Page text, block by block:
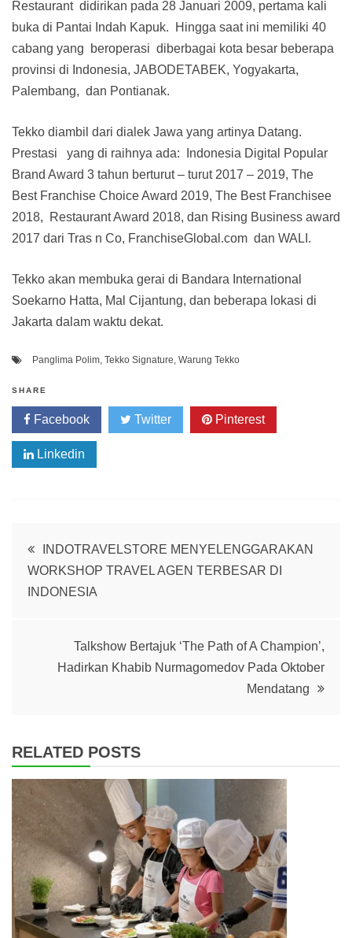
Restaurant didirikan pada 28 Januari 2009, pertama kali
buka di Pantai Indah Kapuk. Hingga saat ini memiliki 40
cabang yang beroperasi diberbagai kota besar beberapa
provinsi di Indonesia, JABODETABEK, Yogyakarta,
Palembang, dan Pontianak.
Tekko diambil dari dialek Jawa yang artinya Datang.
Prestasi yang di raihnya ada: Indonesia Digital Popular
Brand Award 3 tahun berturut – turut 2017 – 2019, The
Best Franchise Choice Award 2019, The Best Franchisee
2018, Restaurant Award 2018, dan Rising Business award
2017 dari Tras n Co, FranchiseGlobal.com dan WALI.
Tekko akan membuka gerai di Bandara International
Soekarno Hatta, Mal Cijantung, dan beberapa lokasi di
Jakarta dalam waktu dekat.
Panglima Polim, Tekko Signature, Warung Tekko
SHARE
Facebook Twitter Pinterest
Linkedin
Post
navigation
INDOTRAVELSTORE MENYELENGGARAKAN
WORKSHOP TRAVEL AGEN TERBESAR DI
INDONESIA
Talkshow Bertajuk ‘The Path of A Champion’,
Hadirkan Khabib Nurmagomedov Pada Oktober
Mendatang
RELATED POSTS